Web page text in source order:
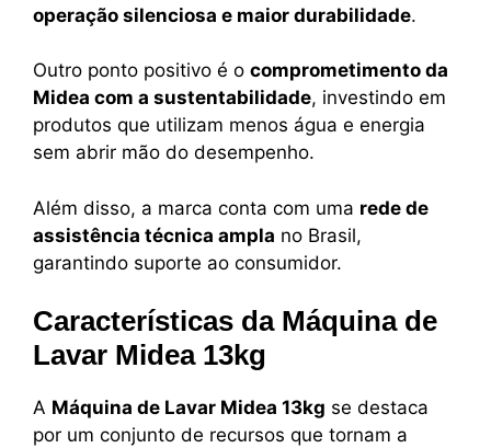
operação silenciosa e maior durabilidade.
Outro ponto positivo é o comprometimento da
Midea com a sustentabilidade, investindo em
produtos que utilizam menos água e energia
sem abrir mão do desempenho.
Além disso, a marca conta com uma rede de
assistência técnica ampla no Brasil,
garantindo suporte ao consumidor.
Características da Máquina de
Lavar Midea 13kg
A Máquina de Lavar Midea 13kg se destaca
por um conjunto de recursos que tornam a